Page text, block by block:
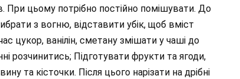
При цьому потрібно постійно помішувати. До
з вогню, відставити убік, щоб вміст
цукор, ванілін, сметану змішати у чаші до
розчинитись; Підготувати фрукти та ягоди,
та кісточки. Після цього нарізати на дрібні